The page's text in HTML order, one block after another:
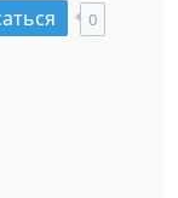
0